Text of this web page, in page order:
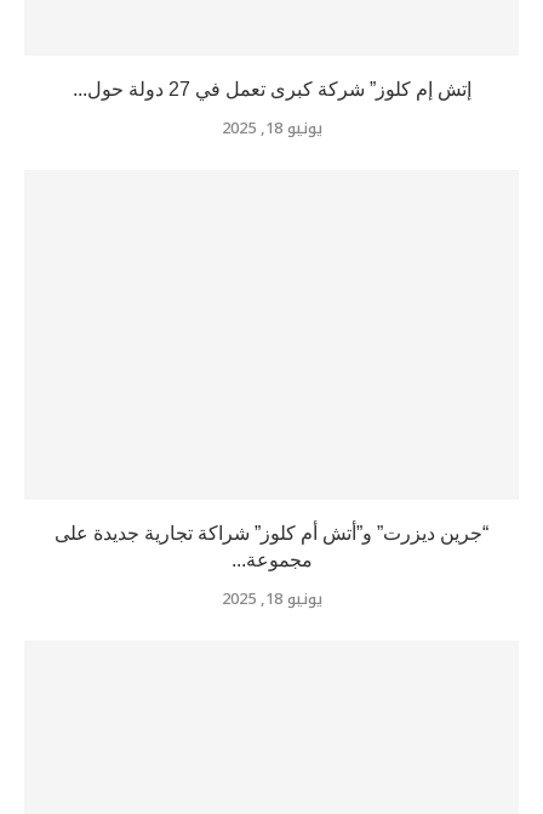
إتش إم كلوز” شركة كبرى تعمل في 27 دولة حول...
يونيو 18, 2025
“جرين ديزرت” و”أتش أم كلوز” شراكة تجارية جديدة على
مجموعة...
يونيو 18, 2025